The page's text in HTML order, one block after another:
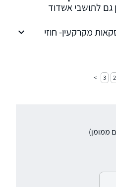
גם לתושבי אשדוד
מקרקעין- חוזי
2
3
ממומן)